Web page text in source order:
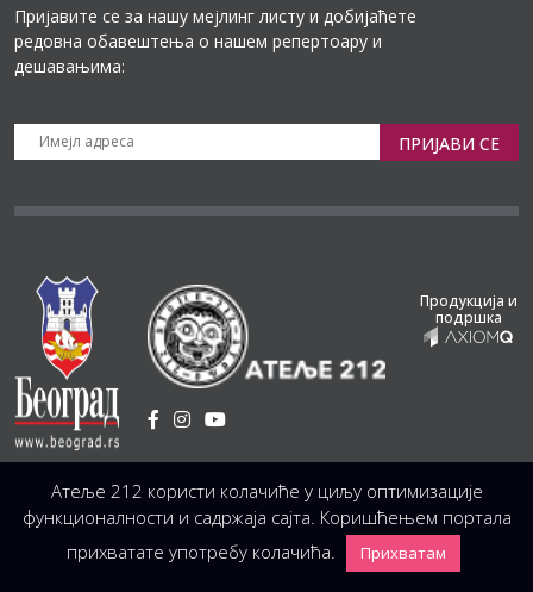
Пријавите се за нашу мејлинг листу и добијаћете
редовна обавештења о нашем репертоару и
дешавањима:
ПРИЈАВИ СЕ
Установа Културе / Светогорска 21, 11103 Београд, Србија
Централа (управа, организација, администрација, рачуноводство, техника)
+381 11 3246 146;
+381 11 3246 147 |office@atelje212.rs
Продукција и
подршка
Сва Права Задржана © 2026 Позориште Атеља 212
Атеље 212 користи колачиће у циљу оптимизације
функционалности и садржаја сајта. Коришћењем портала
прихватате употребу колачића.
Прихватам